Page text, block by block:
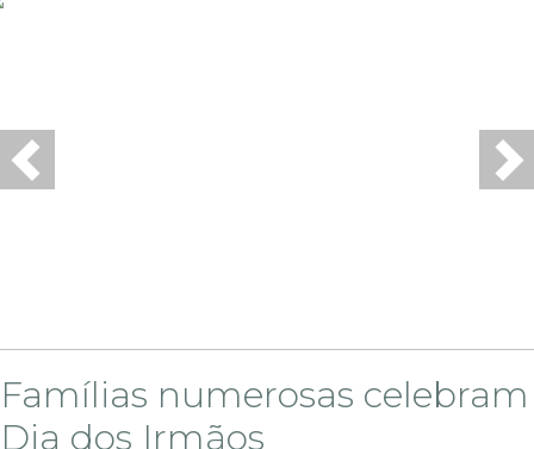
Famílias numerosas celebram
Dia dos Irmãos
Previous